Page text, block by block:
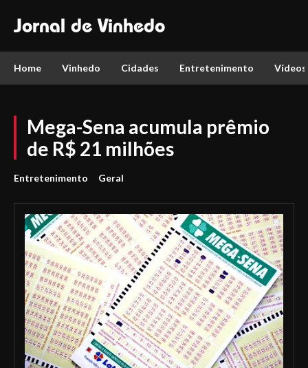
Jornal de Vinhedo
Home Vinhedo Cidades Entretenimento Vídeos
Mega-Sena acumula prêmio
de R$ 21 milhões
Entretenimento Geral